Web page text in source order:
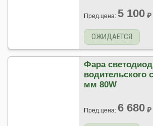
Пред.цена: 5 100 ₽
ОЖИДАЕТСЯ
Фара
водительского
мм 80W
Пред.цена: 6 680 ₽